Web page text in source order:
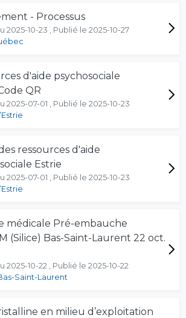
- Processus
2025-10-23 , Publié le 2025-10-27
d'aide psychosociale
QR
2025-07-01 , Publié le 2025-10-23
ressources d'aide
Estrie
2025-07-01 , Publié le 2025-10-23
médicale Pré-embauche
(Silice) Bas-Saint-Laurent 22 oct.
2025-10-22 , Publié le 2025-10-22
Saint-Laurent
en milieu d’exploitation